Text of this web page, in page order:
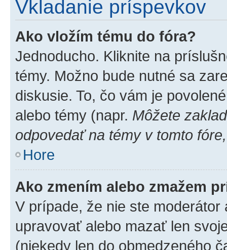
Vkladanie príspevkov
Ako vložím tému do fóra?
Jednoducho. Kliknite na
témy. Možno bude nutné sa
diskusie. To, čo vám je
alebo témy (napr. Môžete
odpovedať na témy v tomto
Hore
Ako zmením alebo zmažem
V prípade, že nie ste
upravovať alebo mazať len
(niekedy len do obmedzeného